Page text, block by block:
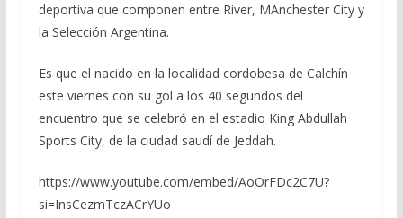
deportiva que componen entre River, MAnchester City y
la Selección Argentina.
Es que el nacido en la localidad cordobesa de Calchín
este viernes con su gol a los 40 segundos del
encuentro que se celebró en el estadio King Abdullah
Sports City, de la ciudad saudí de Jeddah.
https://www.youtube.com/embed/AoOrFDc2C7U?
si=InsCezmTczACrYUo